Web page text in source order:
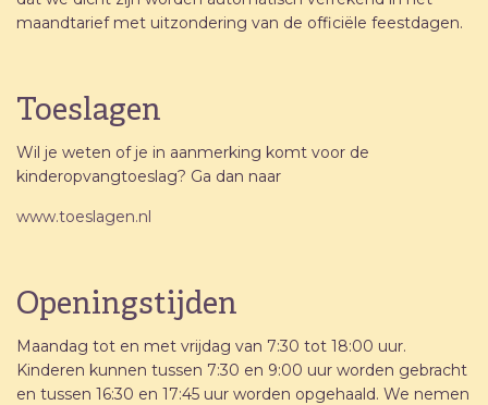
maandtarief met uitzondering van de officiële feestdagen.
Toeslagen
Wil je weten of je in aanmerking komt voor de
kinderopvangtoeslag? Ga dan naar
www.toeslagen.nl
Openingstijden
Maandag tot en met vrijdag van 7:30 tot 18:00 uur.
Kinderen kunnen tussen 7:30 en 9:00 uur worden gebracht
en tussen 16:30 en 17:45 uur worden opgehaald. We nemen